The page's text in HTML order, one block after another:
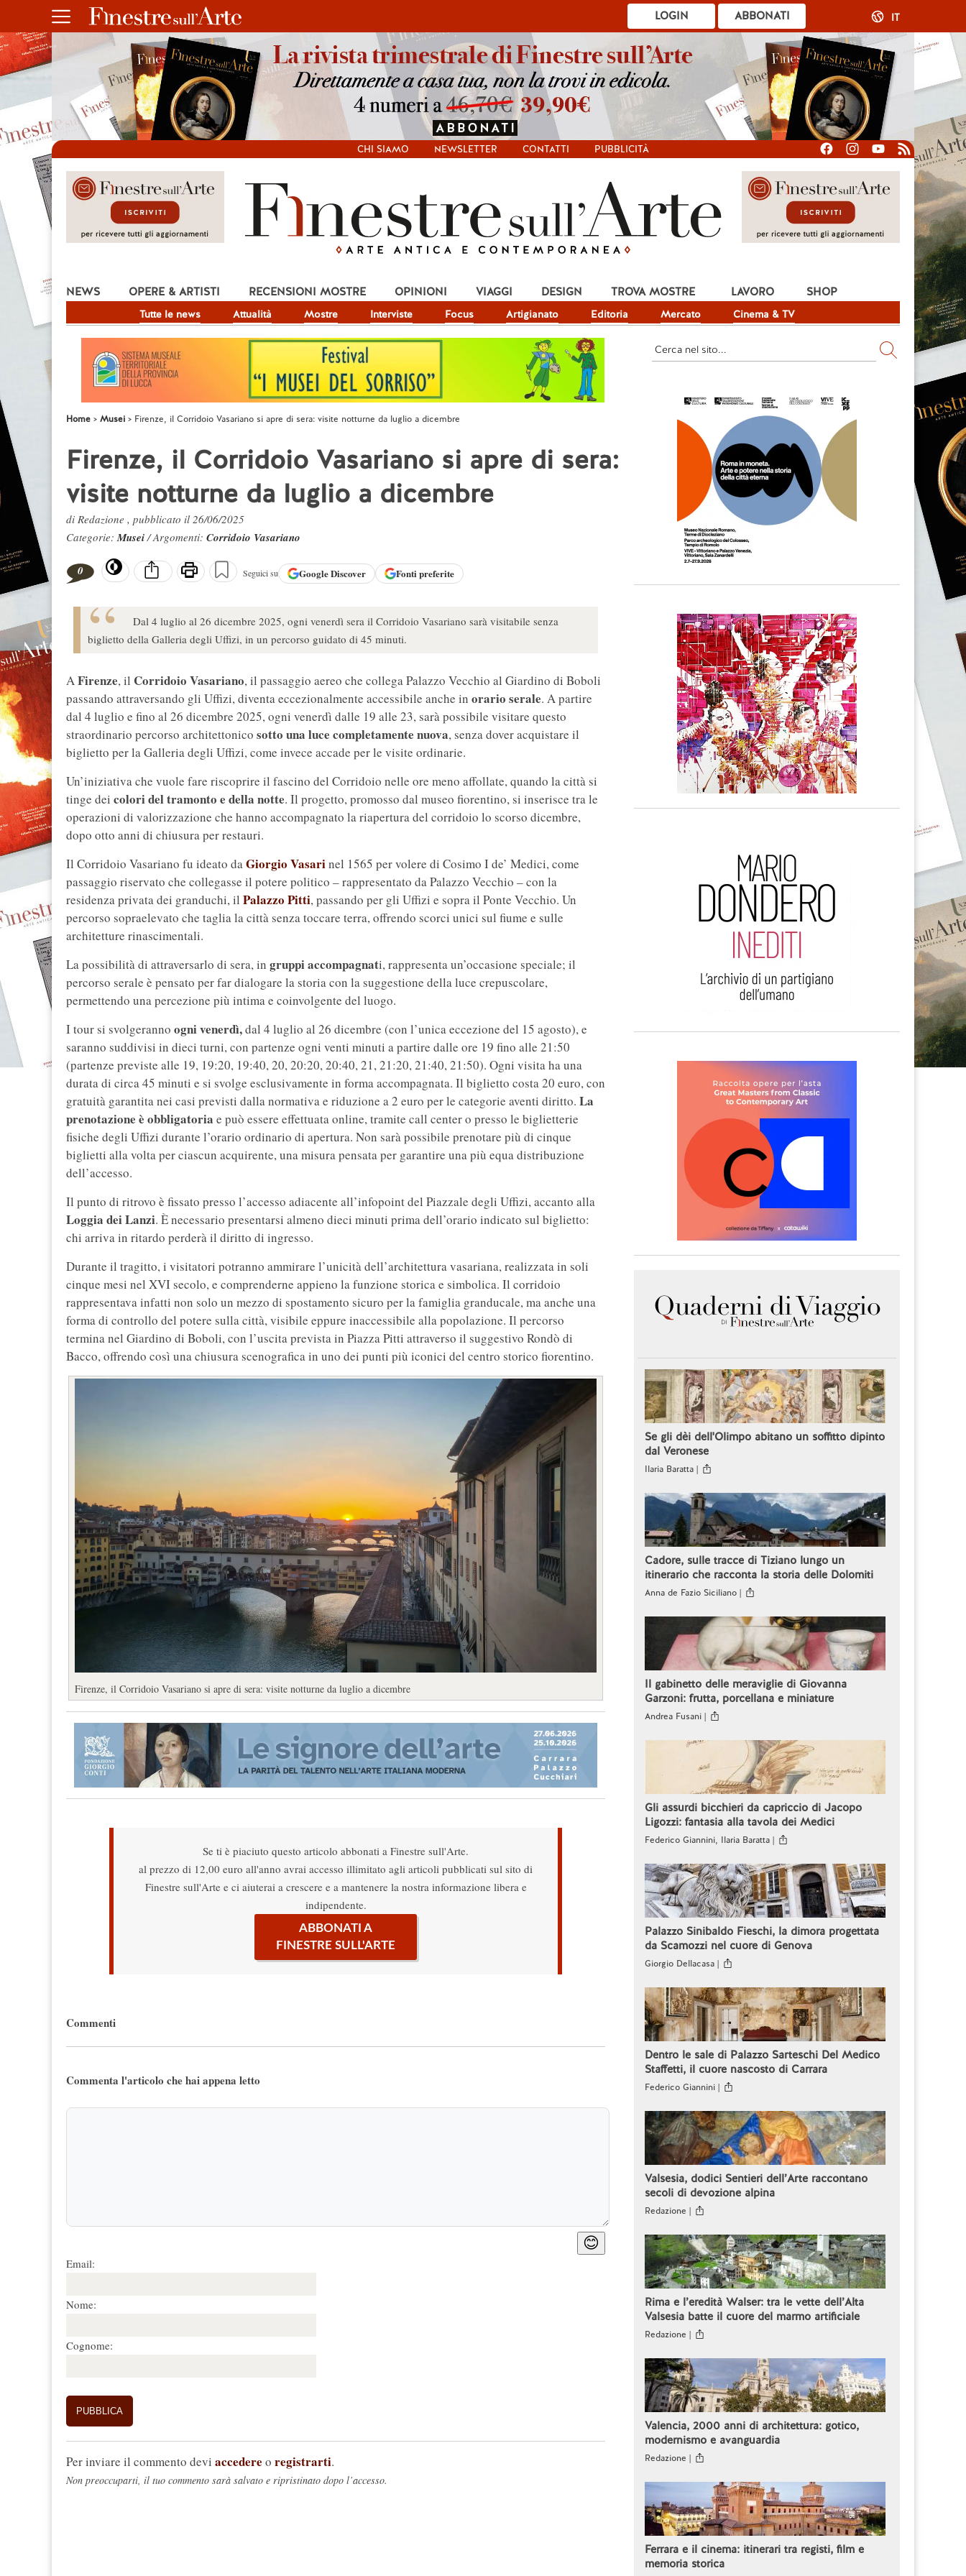
ABBONATI
LOGIN IT
CHI SIAMO NEWSLETTER CONTATTI PUBBLICITÀ
NEWS
Tutte le news Attualità Mostre Interviste Focus Artigianato Editoria Mercato Cinema & TV
OPERE & ARTISTI RECENSIONI MOSTRE OPINIONI VIAGGI DESIGN TROVA MOSTRE LAVORO SHOP
Home Musei Firenze, il Corridoio Vasariano si apre di sera: visite notturne da luglio a dicembre
Firenze, il Corridoio Vasariano si apre di sera:
visite notturne da luglio a dicembre
di Redazione , pubblicato il 26/06/2025
Categorie:Musei/ Argomenti: Corridoio Vasariano
0 Seguici su GoogleDiscover Fonti preferite
Dal 4 luglio al 26 dicembre 2025, ogni venerdì sera il Corridoio Vasariano sarà visitabile senza
biglietto della Galleria degli Uffizi, in un percorso guidato di 45 minuti.
AFirenze, il Corridoio Vasariano, il passaggio aereo che collega Palazzo Vecchio al Giardino di Boboli
passando attraversando gli Uffizi, diventa eccezionalmente accessibile anche in orario serale. A partire
dal 4 luglio e fino al 26 dicembre 2025, ogni venerdì dalle 19 alle 23, sarà possibile visitare questo
straordinario percorso architettonico sotto una luce completamente nuova, senza dover acquistare il
biglietto per la Galleria degli Uffizi, come invece accade per le visite ordinarie.
Un’iniziativa che vuole fare riscoprire il fascino del Corridoio nelle ore meno affollate, quando la città si
tinge dei colori del tramonto e della notte. Il progetto, promosso dal museo fiorentino, si inserisce tra le
operazioni di valorizzazione che hanno accompagnato la riapertura del corridoio lo scorso dicembre,
dopo otto anni di chiusura per restauri.
Il Corridoio Vasariano fu ideato daGiorgio Vasarinel 1565 per volere di Cosimo I de’ Medici, come
passaggio riservato che collegasse il potere politico – rappresentato da Palazzo Vecchio – con la
residenza privata dei granduchi, il Palazzo Pitti, passando per gli Uffizi e sopra il Ponte Vecchio. Un
percorso sopraelevato che taglia la città senza toccare terra, offrendo scorci unici sul fiume e sulle
architetture rinascimentali.
La possibilità di attraversarlo di sera, in gruppi accompagnati, rappresenta un’occasione speciale; il
percorso serale è pensato per far dialogare la storia con la suggestione della luce crepuscolare,
permettendo una percezione più intima e coinvolgente del luogo.
I tour si svolgeranno ogni venerdì,dal 4 luglio al 26 dicembre (con l’unica eccezione del 15 agosto), e
saranno suddivisi in dieci turni, con partenze ogni venti minuti a partire dalle ore 19 fino alle 21:50
(partenze previste alle 19, 19:20, 19:40, 20, 20:20, 20:40, 21, 21:20, 21:40, 21:50). Ogni visita ha una
durata di circa 45 minuti e si svolge esclusivamente in forma accompagnata. Il biglietto costa 20 euro, con
gratuità garantita nei casi previsti dalla normativa e riduzione a 2 euro per le categorie aventi diritto. La
prenotazione è obbligatoria e può essere effettuata online, tramite call center o presso le biglietterie
fisiche degli Uffizi durante l’orario ordinario di apertura. Non sarà possibile prenotare più di cinque
biglietti alla volta per ciascun acquirente, una misura pensata per garantire una più equa distribuzione
dell’accesso.
Il punto di ritrovo è fissato presso l’accesso adiacente all’infopoint del Piazzale degli Uffizi, accanto alla
Loggia dei Lanzi. È necessario presentarsi almeno dieci minuti prima dell’orario indicato sul biglietto:
chi arriva in ritardo perderà il diritto di ingresso.
Durante il tragitto, i visitatori potranno ammirare l’unicità dell’architettura vasariana, realizzata in soli
cinque mesi nel XVI secolo, e comprenderne appieno la funzione storica e simbolica. Il corridoio
rappresentava infatti non solo un mezzo di spostamento sicuro per la famiglia granducale, ma anche una
forma di controllo del potere sulla città, visibile eppure inaccessibile alla popolazione. Il percorso
termina nel Giardino di Boboli, con l’uscita prevista in Piazza Pitti attraverso il suggestivo Rondò di
Bacco, offrendo così una chiusura scenografica in uno dei punti più iconici del centro storico fiorentino.
Firenze, il Corridoio Vasariano si apre di sera: visite notturne da luglio a dicembre
Se ti è piaciuto questo articolo abbonati a Finestre sull'Arte.
al prezzo di 12,00 euro all'anno avrai accesso illimitato agli articoli pubblicati sul sito di
Finestre sull'Arte e ci aiuterai a crescere e a mantenere la nostra informazione libera e
indipendente.
ABBONATI A
FINESTRE SULL'ARTE
Commenti
Commenta l'articolo che hai appena letto
😊
Email:
Nome:
Cognome:
Per inviare il commento devi accedere o registrarti.
Non preoccuparti, il tuo commento sarà salvato e ripristinato dopo l’accesso.
Se gli dèi dell'Olimpo abitano un soffitto dipinto
dal Veronese
Ilaria Baratta |
Cadore, sulle tracce di Tiziano lungo un
itinerario che racconta la storia delle Dolomiti
Anna de Fazio Siciliano |
Il gabinetto delle meraviglie di Giovanna
Garzoni: frutta, porcellana e miniature
Andrea Fusani |
Gli assurdi bicchieri da capriccio di Jacopo
Ligozzi: fantasia alla tavola dei Medici
Federico Giannini, Ilaria Baratta |
Palazzo Sinibaldo Fieschi, la dimora progettata
da Scamozzi nel cuore di Genova
Giorgio Dellacasa |
Dentro le sale di Palazzo Sarteschi Del Medico
Staffetti, il cuore nascosto di Carrara
Federico Giannini |
Valsesia, dodici Sentieri dell’Arte raccontano
secoli di devozione alpina
Redazione |
Rima e l’eredità Walser: tra le vette dell’Alta
Valsesia batte il cuore del marmo artificiale
Redazione |
Valencia, 2000 anni di architettura: gotico,
modernismo e avanguardia
Redazione |
Ferrara e il cinema: itinerari tra registi, film e
memoria storica